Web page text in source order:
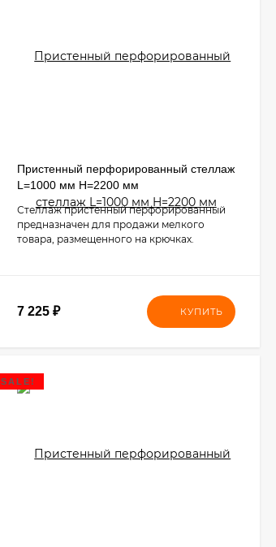
Пристенный перфорированный стеллаж
L=1000 мм H=2200 мм
Стеллаж пристенный перфорированный
предназначен для продажи мелкого
товара, размещенного на крючках.
7 225 ₽ КУПИТЬ
SALE!